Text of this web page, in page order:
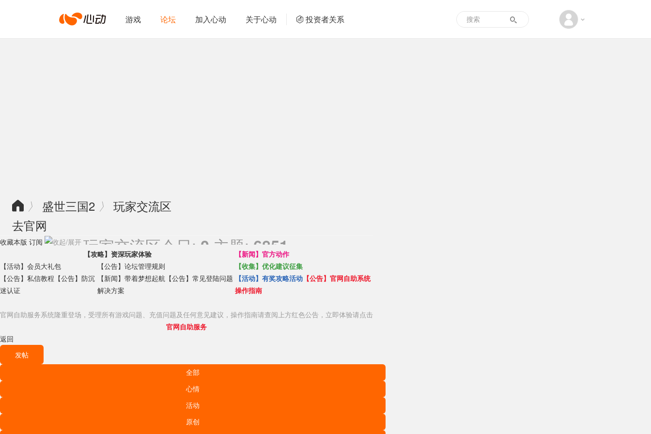
心 游戏 论坛 加入心动 关于心动 投资者关系
 〉 盛世三国2 〉 玩家交流区
去官网
收藏本版 订阅 玩家交流区 今日: 0 主题:6851
【攻略】资深玩家体验
【活动】会员大礼包
【公告】私信教程 【公告】防沉
迷认证
【公告】论坛管理规则
【新闻】带着梦想起航 【公告】常见登陆问题
解决方案
【新闻】官方动作
【收集】优化建议征集
【活动】有奖攻略活动 【公告】官网自助系统
操作指南
官网自助服务系统隆重登场，受理所有游戏问题、充值问题及任何意见建议，操作指南请查阅上方红色公告，立即体验请点击
官网自助服务
返回
发帖
全部
心情
活动
原创